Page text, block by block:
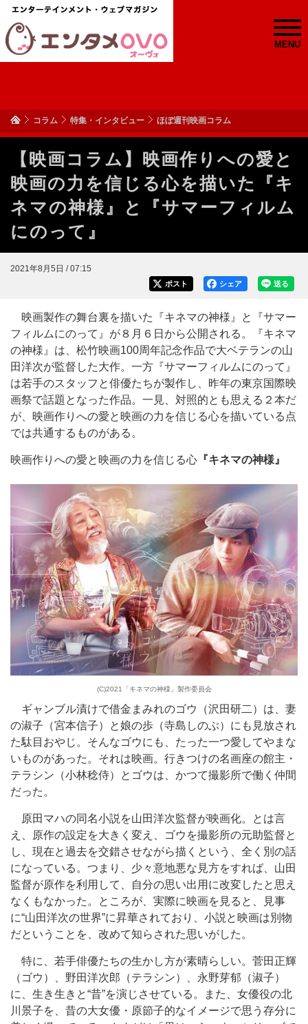
MENU
コラム 特集・インタビュー ほぼ週刊映画コラム
【映画コラム】映画作りへの愛と
映画の力を信じる心を描いた『キ
ネマの神様』と『サマーフィルム
にのって』
2021年8月5日 / 07:15
送る
シェア
ポスト
映画製作の舞台裏を描いた『キネマの神様』と『サマー
フィルムにのって』が８月６日から公開される。『キネマ
の神様』は、松竹映画100周年記念作品で大ベテランの山
田洋次が監督した大作。一方『サマーフィルムにのって』
は若手のスタッフと俳優たちが製作し、昨年の東京国際映
画祭で話題となった作品。一見、対照的とも思える２本だ
が、映画作りへの愛と映画の力を信じる心を描いている点
では共通するものがある。
映画作りへの愛と映画の力を信じる心 『キネマの神様』
(C)2021「キネマの神様」製作委員会
ギャンブル漬けで借金まみれのゴウ（沢田研二）は、妻
の淑子（宮本信子）と娘の歩（寺島しのぶ）にも見放され
た駄目おやじ。そんなゴウにも、たった一つ愛してやまな
いものがあった。それは映画。行きつけの名画座の館主・
テラシン（小林稔侍）とゴウは、かつて撮影所で働く仲間
だった。
原田マハの同名小説を山田洋次監督が映画化。とは言
え、原作の設定を大きく変え、ゴウを撮影所の元助監督と
し、現在と過去を交錯させながら描くという、全く別の話
になっている。つまり、少々意地悪な見方をすれば、山田
監督が原作を利用して、自分の思い出用に改変したと思え
なくもなかった。ところが、実際に映画を見ると、見事
に“山田洋次の世界”に昇華されており、小説と映画は別物
だということを、改めて知らされた思いがした。
特に、若手俳優たちの生かし方が素晴らしい。菅田正輝
（ゴウ）、野田洋次郎（テラシン）、永野芽郁（淑子）
に、生き生きと“昔”を演じさせている。また、女優役の北
川景子を、昔の大女優・原節子的なイメージで思う存分に